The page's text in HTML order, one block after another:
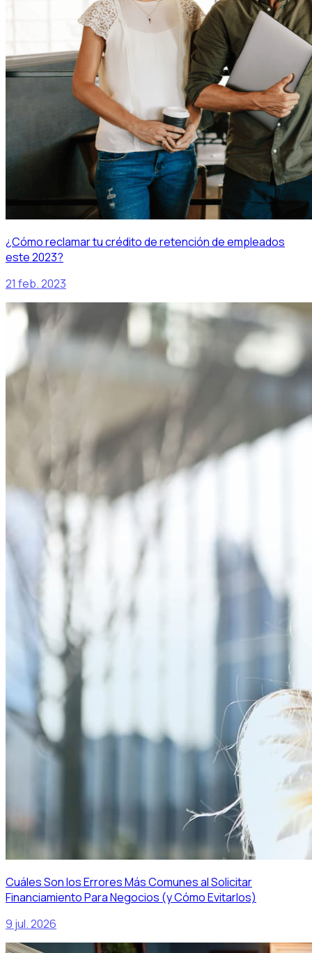
¿Cómo reclamar tu crédito de retención de empleados
este 2023?
21 feb. 2023
Cuáles Son los Errores Más Comunes al Solicitar
Financiamiento Para Negocios (y Cómo Evitarlos)
9 jul. 2026